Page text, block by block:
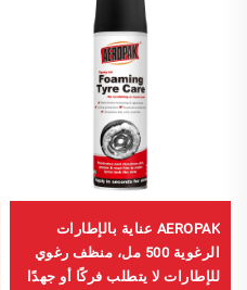
AEROPAK عناية بالإطارات
الرغوية 500 مل، منظف رغوي
للإطارات لا يتطلب فركًا أو جهدًا